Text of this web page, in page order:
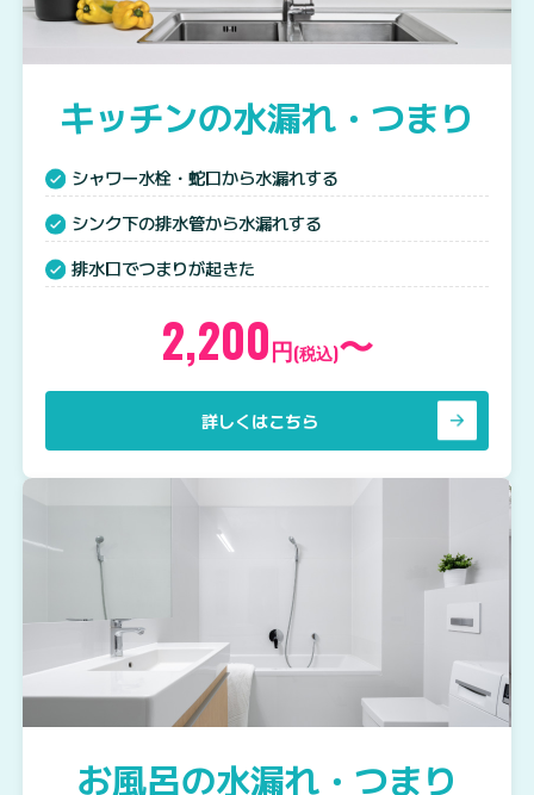
キッチンの水漏れ・つまり
シャワー水栓・蛇口から水漏れする
シンク下の排水管から水漏れする
排水口でつまりが起きた
2,200円(税込)〜
詳しくはこちら
お風呂の水漏れ・つまり